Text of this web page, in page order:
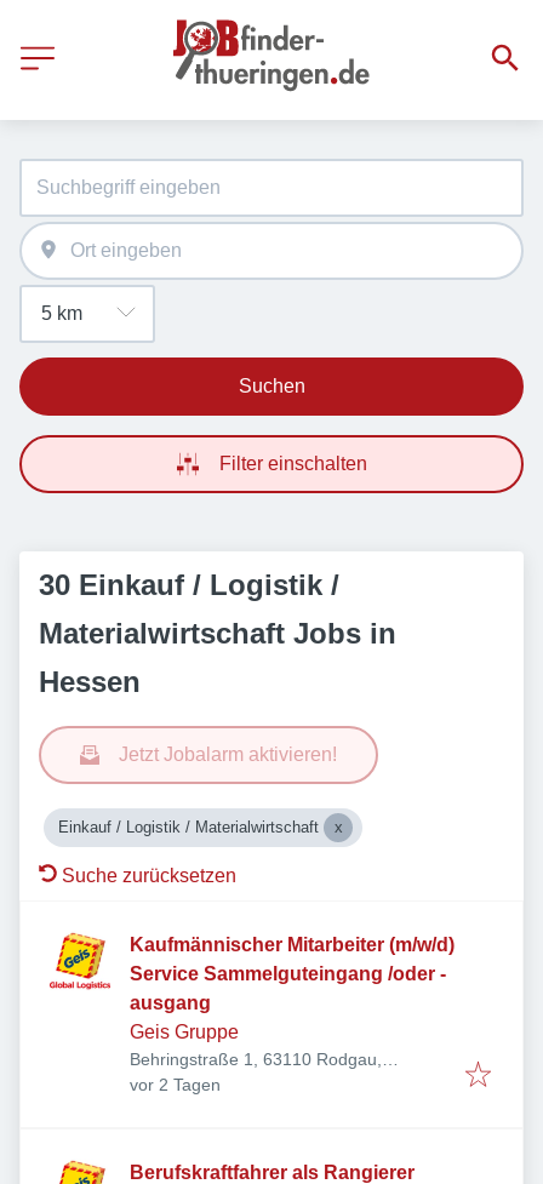
Suchen
Filter einschalten
30 Einkauf / Logistik /
Materialwirtschaft Jobs in
Hessen
Jetzt Jobalarm aktivieren!
Einkauf / Logistik / Materialwirtschaft
Suche zurücksetzen
Kaufmännischer Mitarbeiter (m/w/d)
Service Sammelguteingang /oder -
ausgang
Geis Gruppe
Behringstraße 1, 63110 Rodgau,
Deutschland
Veröffentlicht
vor 2 Tagen
Berufskraftfahrer als Rangierer